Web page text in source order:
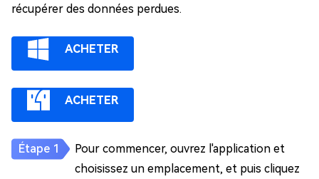
récupérer des données perdues.
ACHETER
ACHETER
Pour commencer, ouvrez l'application et
choisissez un emplacement, et puis cliquez